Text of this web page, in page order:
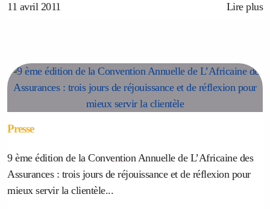
11 avril 2011 Lire plus
Presse
9 ème édition de la Convention Annuelle de L’Africaine des
Assurances : trois jours de réjouissance et de réflexion pour
mieux servir la clientèle...